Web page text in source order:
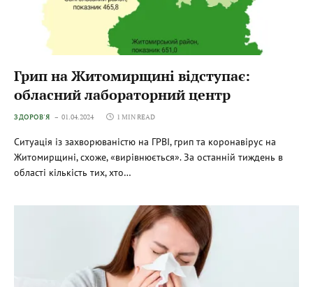
Грип на Житомирщині відступає:
обласний лабораторний центр
ЗДОРОВ'Я 01.04.2024 1 MIN READ
Ситуація із захворюваністю на ГРВІ, грип та коронавірус на
Житомирщині, схоже, «вирівнюється». За останній тиждень в
області кількість тих, хто…